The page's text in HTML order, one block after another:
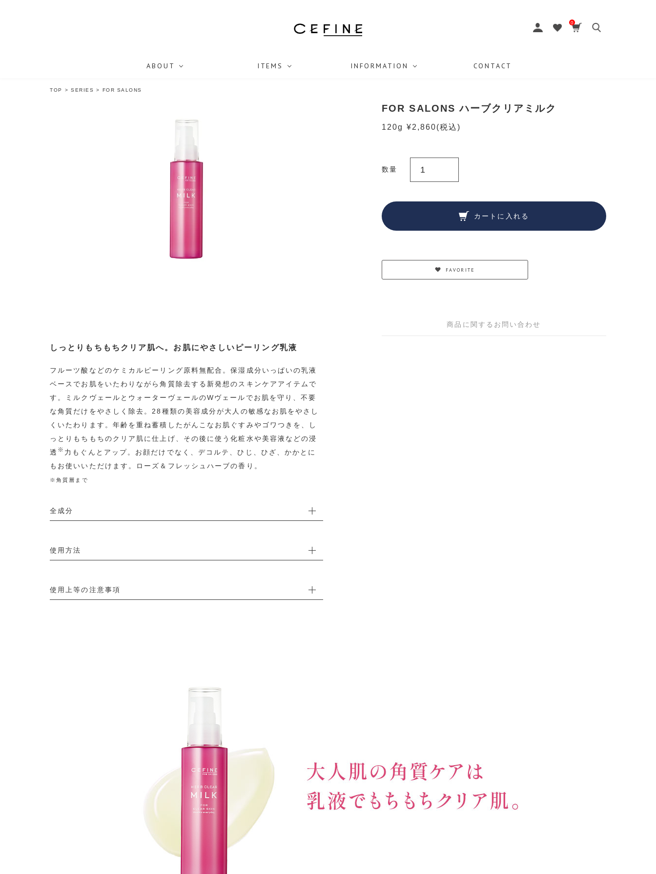
0
ABOUT ITEMS INFORMATION CONTACT
TOP > SERIES > FOR SALONS
FOR SALONS ハーブクリアミルク
120g ¥2,860(税込)
数量
カートに入れる
FAVORITE
商品に関するお問い合わせ
しっとりもちもちクリア肌へ。お肌にやさしいピーリング乳液
フルーツ酸などのケミカルピーリング原料無配合。保湿成分いっぱいの乳液
ベースでお肌をいたわりながら角質除去する新発想のスキンケアアイテムで
す。ミルクヴェールとウォーターヴェールのWヴェールでお肌を守り、不要
な角質だけをやさしく除去。28種類の美容成分が大人の敏感なお肌をやさし
くいたわります。年齢を重ね蓄積したがんこなお肌ぐすみやゴワつきを、し
っとりもちもちのクリア肌に仕上げ、その後に使う化粧水や美容液などの浸
透 ※ 力もぐんとアップ。お顔だけでなく、デコルテ、ひじ、ひざ、かかとに
もお使いいただけます。ローズ＆フレッシュハーブの香り。
※角質層まで
全成分
使用方法
使用上等の注意事項